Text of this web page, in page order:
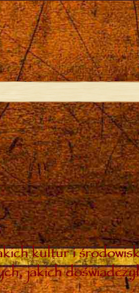
kultur i
jakich